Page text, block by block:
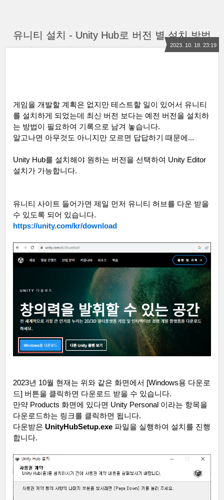
유니티 설치 - Unity Hub로 버전 별 설치 방법
2023. 10. 18. 23:19
게임을 개발할 계획은 없지만 테스트할 일이 있어서 유니티
를 설치하게 되었는데 최신 버전 보다는 예전 버전을 설치하
는 방법이 필요하여 기록으로 남겨 놓습니다.
알고나면 아무것도 아니지만 모르면 답답하기 때문에...
Unity Hub를 설치해야 원하는 버전을 선택하여 Unity Editor
설치가 가능합니다.
유니티 사이트 들어가면 제일 먼저 유니티 허브를 다운 받을
수 있도록 되어 있습니다.
https://unity.com/kr/download
2023년 10월 현재는 위와 같은 화면에서 [Windows용 다운로
드] 버튼을 클릭하면 다운로드 받을 수 있습니다.
만약 Products 화면에 있다면 Unity Personal 이라는 항목을
다운로드하는 링크를 클릭하면 됩니다.
다운받은 UnityHubSetup.exe 파일을 실행하여 설치를 진행
합니다.